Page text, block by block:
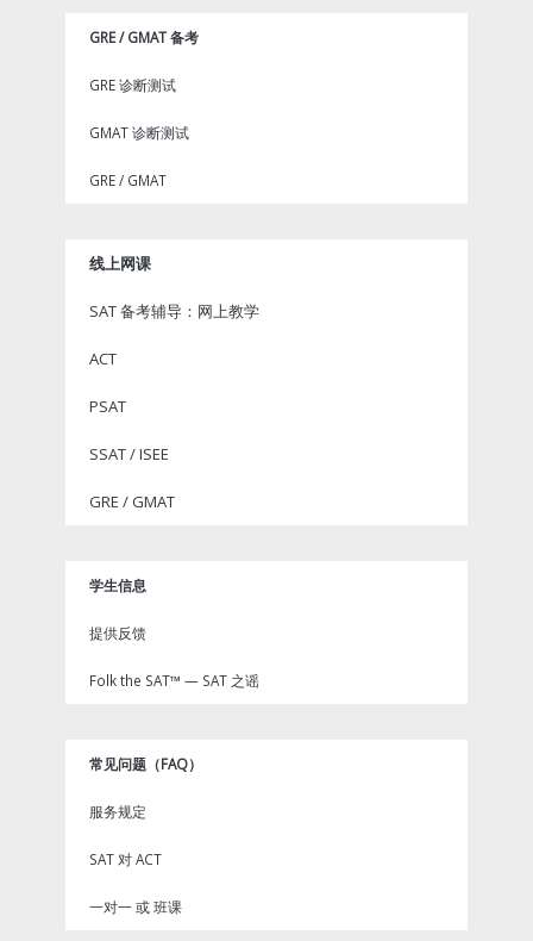
GRE / GMAT 备考
GRE 诊断测试
GMAT 诊断测试
GRE / GMAT
线上网课
SAT 备考辅导：网上教学
ACT
PSAT
SSAT / ISEE
GRE / GMAT
学生信息
提供反馈
Folk the SAT™ — SAT 之谣
常见问题（FAQ）
服务规定
SAT 对 ACT
一对一 或 班课